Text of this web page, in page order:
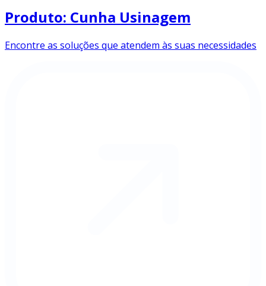
Produto: Cunha Usinagem
Encontre as soluções que atendem às suas necessidades